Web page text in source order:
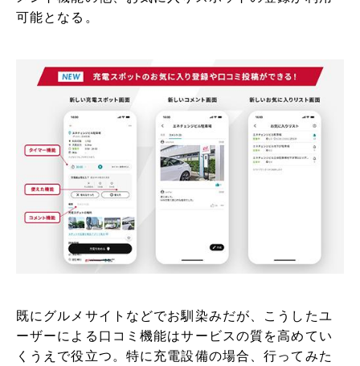
可能となる。
既にグルメサイトなどでお馴染みだが、こうしたユ
ーザーによる口コミ機能はサービスの質を高めてい
くうえで役立つ。特に充電設備の場合、行ってみた